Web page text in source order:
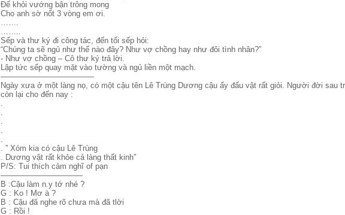
Để khỏi vướng bận trông mong
Cho anh sờ nốt 3 vòng em ơi.
…….
……..
Sếp và thư ký đi công tác, đến tối sếp hỏi:
“Chúng ta sẽ ngủ như thế nào đây? Như vợ chồng hay như đôi tình nhân?”
- Như vợ chồng – Cô thư ký trả lời.
Lập tức sếp quay mặt vào tường và ngủ liền một mạch.
————————————
Ngày xưa ở một làng nọ, có một cậu tên Lê Trùng Dương cậu ấy đấu vật rất giỏi. Người đời sau
còn lại cho đến nay :
.
.
.
.
.
. ” Xóm kia có cậu Lê Trùng
. Dương vật rất khỏe cả làng thất kinh”
P/S: Tui thích cảm nghĩ of pạn
——————————–
B :Cậu làm n.y tớ nhé ?
G : Ko ! Mơ à ?
B : Cậu đã nghe rõ chưa mà đã tlời
G : Rồi !